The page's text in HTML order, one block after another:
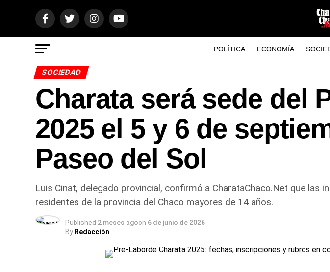
POLÍTICA ECONOMÍA
SOCIEDAD
Charata será sede del
2025 el 5 y 6 de
Paseo del Sol
Luis Cinat, delegado provincial, confirmó a CharataChaco.Net que
residentes de la provincia del Chaco mayores de 14 años.
Published 2 meses agoon 6 de junio de 2026
By Redacción